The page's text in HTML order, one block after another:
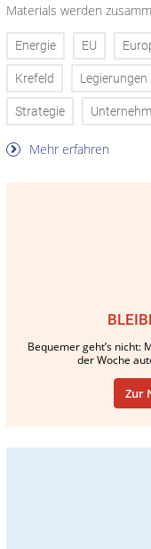
Materials werden
Energie EU
Krefeld Legierungen
Strategie
Mehr erfahren
Bequemer geht’s nicht:
der Woche
Zur